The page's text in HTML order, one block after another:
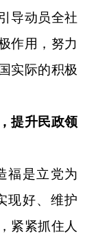
导动员全社
作用，努力
实际的积极
提升民政领
是立党为
现好、维护
紧紧抓住人